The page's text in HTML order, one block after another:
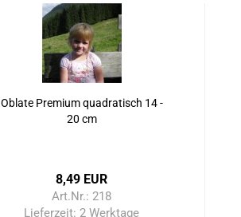
Oblate Premium quadratisch 14 -
20 cm
8,49 EUR
Art.Nr.: 218
Lieferzeit:2 Werktage